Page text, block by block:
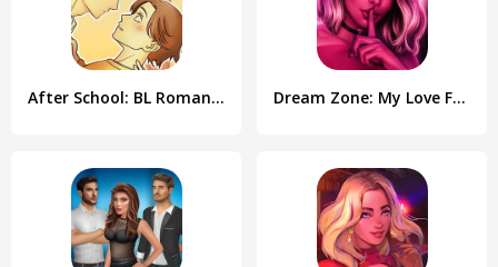
After School: BL Romance Game Dream Zone: My Love Fantasy